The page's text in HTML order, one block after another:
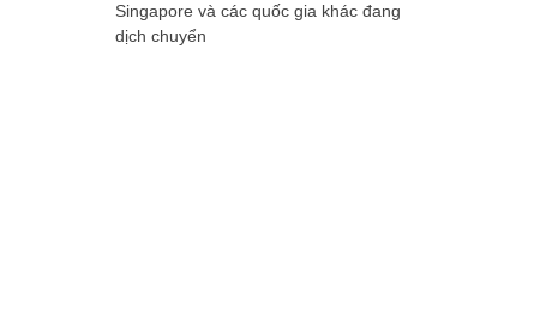
Singapore và các quốc gia khác đang
dịch chuyển